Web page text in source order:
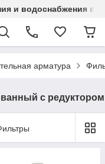
и водоснабжения в
арматура
с редуктором